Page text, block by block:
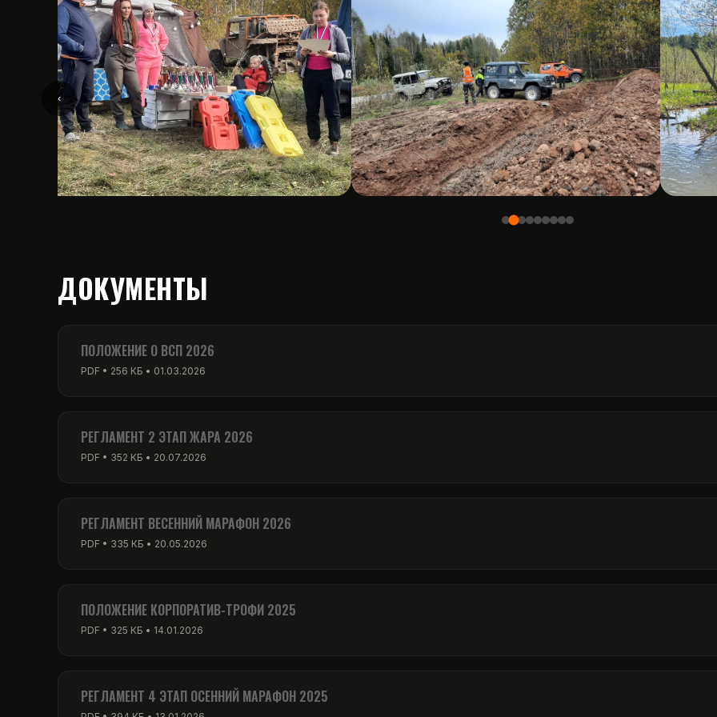
‹
ДОКУМЕНТЫ
ПОЛОЖЕНИЕ О ВСП 2026
PDF • 256 КБ • 01.03.2026
РЕГЛАМЕНТ 2 ЭТАП ЖАРА 2026
PDF • 352 КБ • 20.07.2026
РЕГЛАМЕНТ ВЕСЕННИЙ МАРАФОН 2026
PDF • 335 КБ • 20.05.2026
ПОЛОЖЕНИЕ КОРПОРАТИВ-ТРОФИ 2025
PDF • 325 КБ • 14.01.2026
РЕГЛАМЕНТ 4 ЭТАП ОСЕННИЙ МАРАФОН 2025